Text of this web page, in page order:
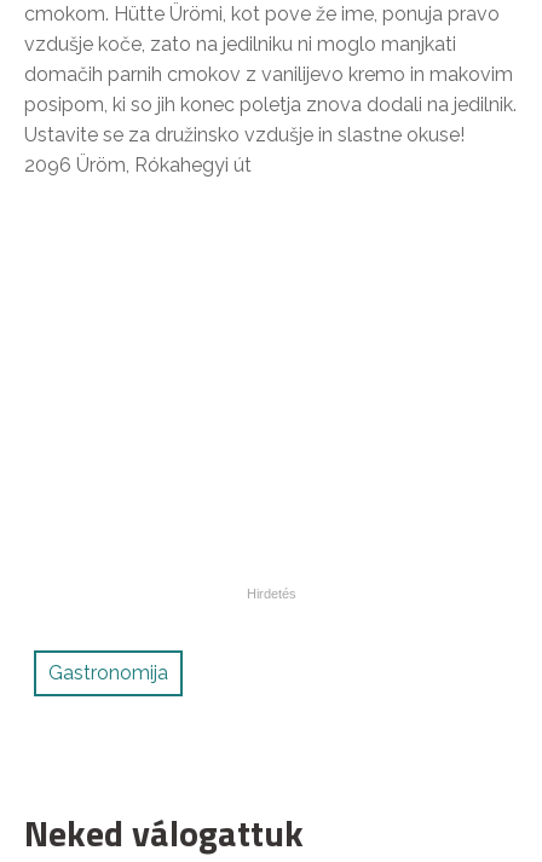
cmokom. Hütte Ürömi, kot pove že ime, ponuja pravo
vzdušje koče, zato na jedilniku ni moglo manjkati
domačih parnih cmokov z vanilijevo kremo in makovim
posipom, ki so jih konec poletja znova dodali na jedilnik.
Ustavite se za družinsko vzdušje in slastne okuse!
2096 Üröm, Rókahegyi út
Gastronomija
Neked válogattuk